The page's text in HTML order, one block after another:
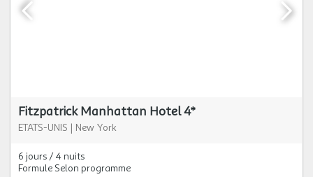
Fitzpatrick Manhattan Hotel 4*
ETATS-UNIS | New York
6 jours / 4 nuits
Formule Selon programme